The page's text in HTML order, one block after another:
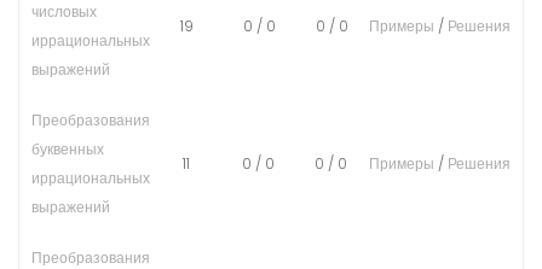
числовых
иррациональных
выражений
19 0 / 0 0 / 0 Примеры / Решения
Преобразования
буквенных
иррациональных
выражений
11 0 / 0 0 / 0 Примеры / Решения
Преобразования